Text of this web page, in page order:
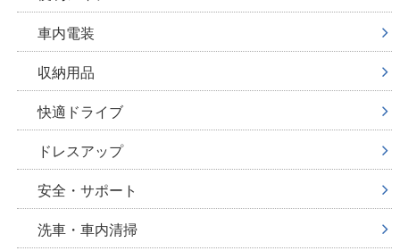
車内電装
収納用品
快適ドライブ
ドレスアップ
安全・サポート
洗車・車内清掃